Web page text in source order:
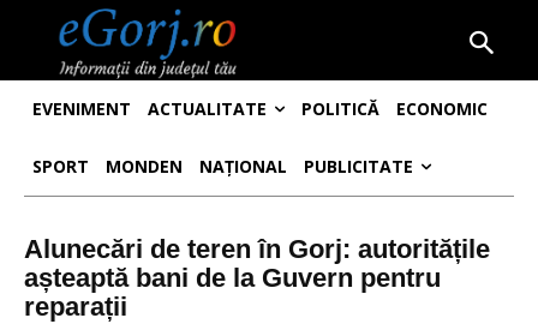
EVENIMENT ACTUALITATE POLITICĂ ECONOMIC
SPORT MONDEN NAȚIONAL PUBLICITATE
Alunecări de teren în Gorj: autoritățile
așteaptă bani de la Guvern pentru
reparații